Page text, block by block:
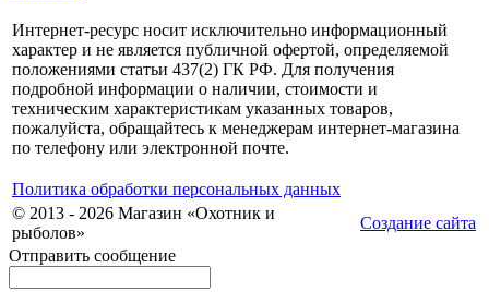
Интернет-ресурс носит исключительно информационный
характер и не является публичной офертой, определяемой
положениями статьи 437(2) ГК РФ. Для получения
подробной информации о наличии, стоимости и
техническим характеристикам указанных товаров,
пожалуйста, обращайтесь к менеджерам интернет-магазина
по телефону или электронной почте.
Политика обработки персональных данных
© 2013 - 2026 Магазин «Охотник и
рыболов»
Создание сайта
Отправить сообщение